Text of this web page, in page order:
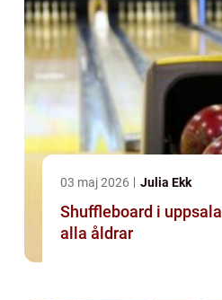
03 maj 2026 Julia Ekk
Shuffleboard i uppsala socialt spel för
alla åldrar